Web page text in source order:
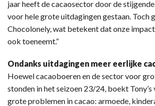
jaar heeft de cacaosector door de
voor hele grote uitdagingen gestaan. Toch
Chocolonely, wat betekent dat onze
ook toeneemt.”
Ondanks uitdagingen meer eerlijke
Hoewel cacaoboeren en de sector voor
stonden in het seizoen 23/24, boekt
grote problemen in cacao: armoede,